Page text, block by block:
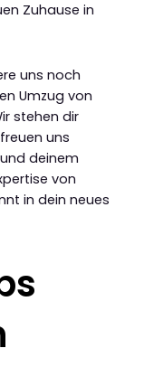
Zuhause in
uns noch
Umzug von
stehen dir
uns
deinem
von
in dein neues